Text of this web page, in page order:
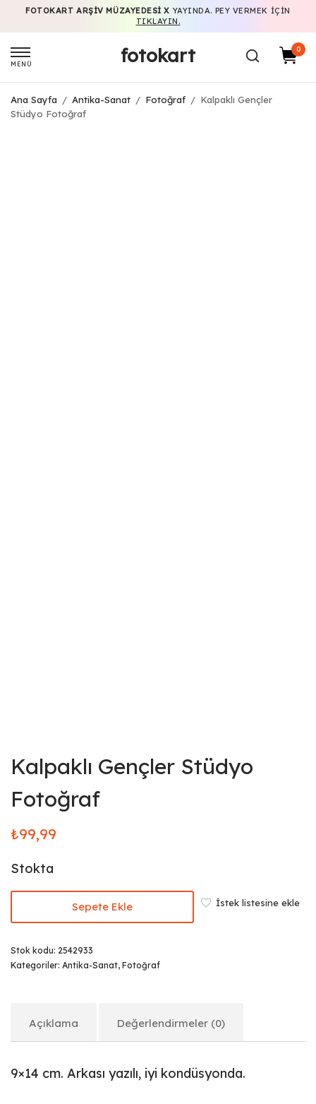
FOTOKART ARŞIV MÜZAYEDESI X YAYINDA. PEY VERMEK IÇIN
TIKLAYIN.
MENÜ fotokart 0
Ana Sayfa / Antika-Sanat / Fotoğraf / Kalpaklı Gençler
Stüdyo Fotoğraf
Kalpaklı Gençler Stüdyo
Fotoğraf
₺99,99
Stokta
Sepete Ekle İstek listesine ekle
Stok kodu: 2542933
Kategoriler: Antika-Sanat, Fotoğraf
Açıklama Değerlendirmeler (0)
9×14 cm. Arkası yazılı, iyi kondüsyonda.